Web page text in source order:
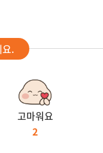
.
고마워요
2